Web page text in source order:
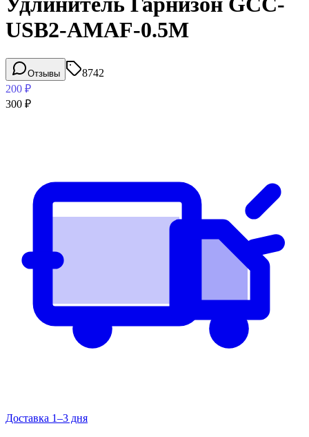
USB2-AMAF-0.5M
Отзывы
8742
200 ₽
300 ₽
Доставка 1–3 дня